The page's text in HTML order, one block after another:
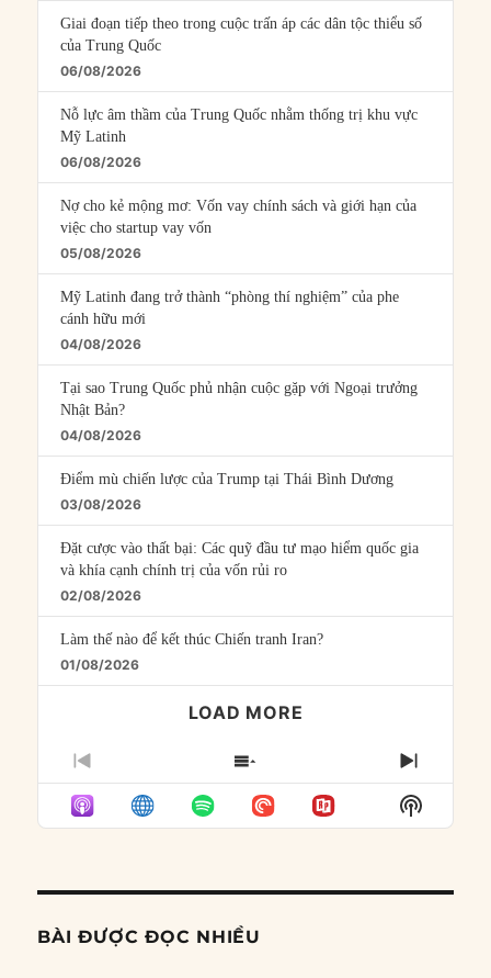
Giai đoạn tiếp theo trong cuộc trấn áp các dân tộc thiểu số
của Trung Quốc
06/08/2026
Nỗ lực âm thầm của Trung Quốc nhằm thống trị khu vực
Mỹ Latinh
06/08/2026
Nợ cho kẻ mộng mơ: Vốn vay chính sách và giới hạn của
việc cho startup vay vốn
05/08/2026
Mỹ Latinh đang trở thành “phòng thí nghiệm” của phe
cánh hữu mới
04/08/2026
Tại sao Trung Quốc phủ nhận cuộc gặp với Ngoại trưởng
Nhật Bản?
04/08/2026
Điểm mù chiến lược của Trump tại Thái Bình Dương
03/08/2026
Đặt cược vào thất bại: Các quỹ đầu tư mạo hiểm quốc gia
và khía cạnh chính trị của vốn rủi ro
02/08/2026
Làm thế nào để kết thúc Chiến tranh Iran?
01/08/2026
LOAD MORE
PREVIOUS
EPISODE
SHOW
EPISODES
LIST
NEXT
Show
Podcast
BÀI ĐƯỢC ĐỌC NHIỀU